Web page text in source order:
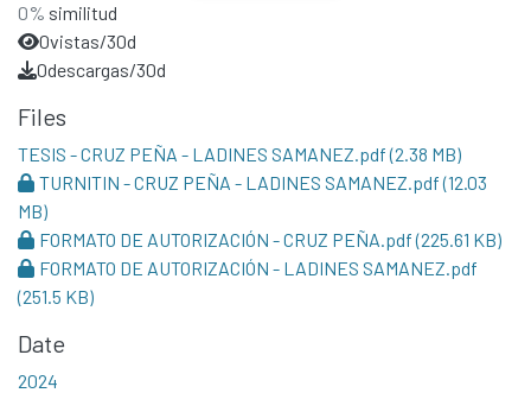
0% similitud
0vistas/30d
0descargas/30d
Files
TESIS - CRUZ PEÑA - LADINES SAMANEZ.pdf(2.38 MB)
TURNITIN - CRUZ PEÑA - LADINES SAMANEZ.pdf(12.03
MB)
FORMATO DE AUTORIZACIÓN - CRUZ PEÑA.pdf(225.61 KB)
FORMATO DE AUTORIZACIÓN - LADINES SAMANEZ.pdf
(251.5 KB)
Date
2024